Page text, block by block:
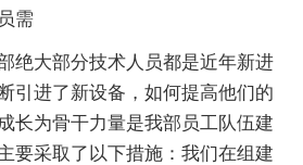
需
大部分技术人员都是近年新进
引进了新设备，如何提高他们的
长为骨干力量是我部员工队伍建
要采取了以下措施：我们在组建